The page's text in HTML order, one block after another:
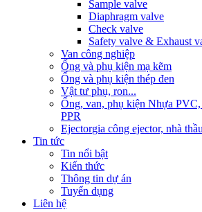
Sample valve
Diaphragm valve
Check valve
Safety valve & Exhaust
Van công nghiệp
Ống và phụ kiện mạ kẽm
Ống và phụ kiện thép đen
Vật tư phụ, ron...
Ống, van, phụ kiện Nhựa
PPR
Ejectorgia công ejector, nhà
Tin tức
Tin nổi bật
Kiến thức
Thông tin dự án
Tuyển dụng
Liên hệ